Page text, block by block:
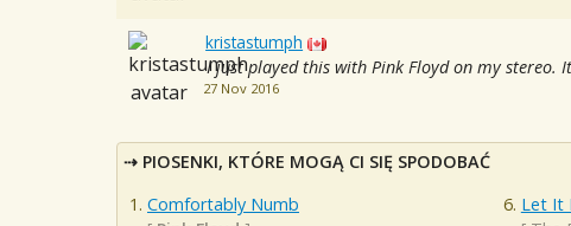
kristastumph
I just played this with Pink Floyd on my stereo.
27 Nov 2016
PIOSENKI, KTÓRE MOGĄ CI SIĘ SPODOBAĆ
Comfortably Numb
Let It